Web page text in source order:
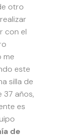
otro
con el
me
este
silla de
37 años,
es
de